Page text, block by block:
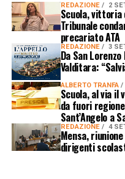
REDAZIONE 2
Scuola, vittoria
Tribunale
precariato ATA
REDAZIONE 3
Da San
Valditara:
ALBERTO TRANFA
Scuola, al via
da fuori
Sant’Angelo a
REDAZIONE 4
Mensa,
dirigenti